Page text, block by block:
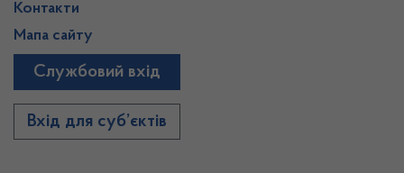
Контакти
Мапа сайту
Службовий вхід
Вхід для суб’єктів